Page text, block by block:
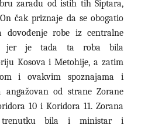
zaradu od istih tih Šiptara,
čak priznaje da se obogatio
dovođenje robe iz centralne
jer je tada ta roba bila
Kosova i Metohije, a zatim
i ovakvim spoznajama i
od strane Zorane
10 i Koridora 11. Zorana
bila i ministar i